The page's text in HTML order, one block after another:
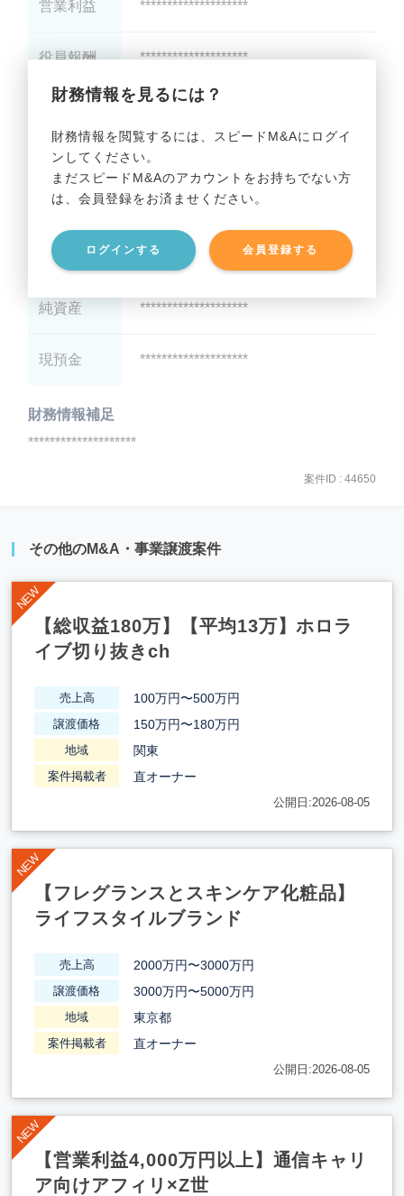
財務情報を見るには？
財務情報を閲覧するには、スピードM&Aにログイ
ンしてください。
まだスピードM&Aのアカウントをお持ちでない方
は、会員登録をお済ませください。
ログインする 会員登録する
営業利益 ********************
役員報酬 ********************
貸借対照表（B/S）
総資産 ********************
有利子負債 ********************
純資産 ********************
現預金 ********************
財務情報補足
********************
案件ID : 44650
その他のM&A・事業譲渡案件
【総収益180万】【平均13万】ホロラ
イブ切り抜きch
売上高 100万円〜500万円
譲渡価格 150万円〜180万円
地域 関東
案件掲載者 直オーナー
公開日:2026-08-05
【フレグランスとスキンケア化粧品】
ライフスタイルブランド
売上高 2000万円〜3000万円
譲渡価格 3000万円〜5000万円
地域 東京都
案件掲載者 直オーナー
公開日:2026-08-05
【営業利益4,000万円以上】通信キャリ
ア向けアフィリ×Z世